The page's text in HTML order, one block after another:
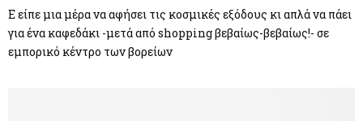
Ε είπε μια μέρα να αφήσει τις κοσμικές εξόδους κι απλά να πάει
για ένα καφεδάκι -μετά από shopping βεβαίως-βεβαίως!- σε
εμπορικό κέντρο των βορείων